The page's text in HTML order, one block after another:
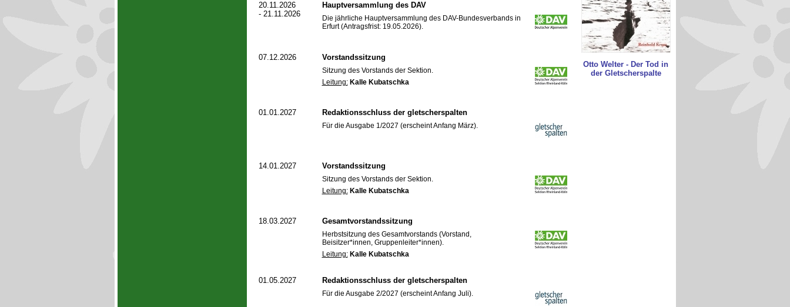
20.11.2026
- 21.11.2026
Hauptversammlung des DAV
Die jährliche Hauptversammlung des DAV-Bundesverbands in
Erfurt (Antragsfrist: 19.05.2026).
07.12.2026 Vorstandssitzung
Sitzung des Vorstands der Sektion.
Leitung: Kalle Kubatschka
01.01.2027 Redaktionsschluss der gletscherspalten
Für die Ausgabe 1/2027 (erscheint Anfang März).
14.01.2027 Vorstandssitzung
Sitzung des Vorstands der Sektion.
Leitung: Kalle Kubatschka
18.03.2027 Gesamtvorstandssitzung
Herbstsitzung des Gesamtvorstands (Vorstand,
Beisitzer*innen, Gruppenleiter*innen).
Leitung: Kalle Kubatschka
01.05.2027 Redaktionsschluss der gletscherspalten
Für die Ausgabe 2/2027 (erscheint Anfang Juli).
Otto Welter - Der Tod in
der Gletscherspalte